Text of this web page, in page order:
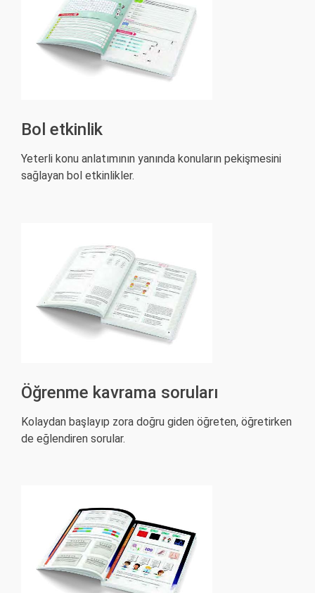
Bol etkinlik
Yeterli konu anlatımının yanında konuların pekişmesini
sağlayan bol etkinlikler.
Öğrenme kavrama soruları
Kolaydan başlayıp zora doğru giden öğreten, öğretirken
de eğlendiren sorular.